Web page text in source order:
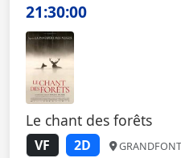
21:30:00
Le chant des forêts
VF 2D